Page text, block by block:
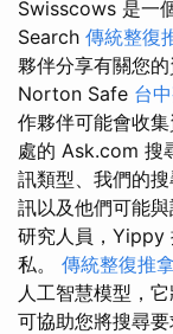
Swisscows 是一
Search 傳統整復
夥伴分享有關您的
Norton Safe 台
作夥伴可能會收
處的 Ask.com 搜
訊類型、我們的
訊以及他們可能
研究人員，Yippy
私。 傳統整復推
人工智慧模型，
可協助您將搜尋